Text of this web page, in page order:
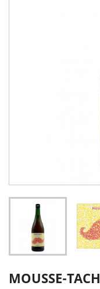
MOUSSE-